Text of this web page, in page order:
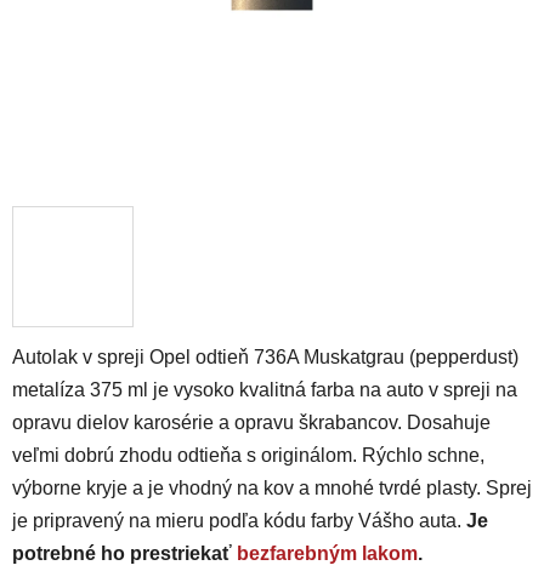
Autolak v spreji Opel odtieň 736A Muskatgrau (pepperdust)
metalíza 375 ml je vysoko kvalitná farba na auto v spreji na
opravu dielov karosérie a opravu škrabancov. Dosahuje
veľmi dobrú zhodu odtieňa s originálom. Rýchlo schne,
výborne kryje a je vhodný na kov a mnohé tvrdé plasty. Sprej
je pripravený na mieru podľa kódu farby Vášho auta. Je
potrebné ho prestriekať bezfarebným lakom.